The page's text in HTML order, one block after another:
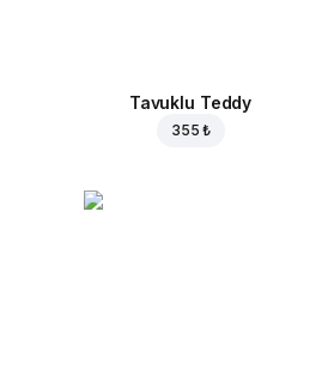
Tavuklu Teddy
355 ₺